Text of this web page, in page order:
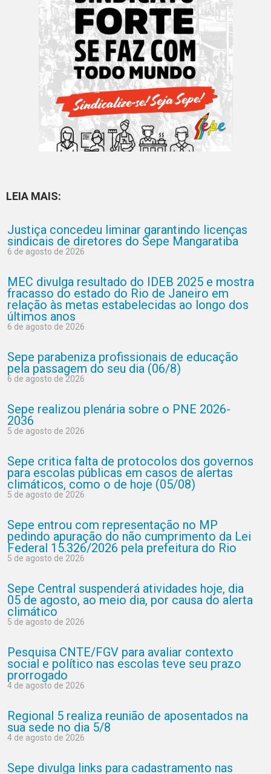
LEIA MAIS:
Justiça concedeu liminar garantindo licenças
sindicais de diretores do Sepe Mangaratiba
6 de agosto de 2026
MEC divulga resultado do IDEB 2025 e mostra
fracasso do estado do Rio de Janeiro em
relação às metas estabelecidas ao longo dos
últimos anos
6 de agosto de 2026
Sepe parabeniza profissionais de educação
pela passagem do seu dia (06/8)
6 de agosto de 2026
Sepe realizou plenária sobre o PNE 2026-
2036
5 de agosto de 2026
Sepe critica falta de protocolos dos governos
para escolas públicas em casos de alertas
climáticos, como o de hoje (05/08)
5 de agosto de 2026
Sepe entrou com representação no MP
pedindo apuração do não cumprimento da Lei
Federal 15.326/2026 pela prefeitura do Rio
5 de agosto de 2026
Sepe Central suspenderá atividades hoje, dia
05 de agosto, ao meio dia, por causa do alerta
climático
5 de agosto de 2026
Pesquisa CNTE/FGV para avaliar contexto
social e político nas escolas teve seu prazo
prorrogado
4 de agosto de 2026
Regional 5 realiza reunião de aposentados na
sua sede no dia 5/8
4 de agosto de 2026
Sepe divulga links para cadastramento nas